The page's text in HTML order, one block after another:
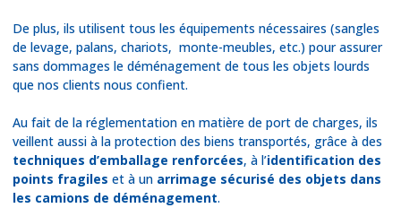
De plus, ils utilisent tous les équipements nécessaires (sangles
de levage, palans, chariots, monte-meubles, etc.) pour assurer
sans dommages le déménagement de tous les objets lourds
que nos clients nous confient.
Au fait de la réglementation en matière de port de charges, ils
veillent aussi à la protection des biens transportés, grâce à des
techniques d’emballage renforcées, à l’identification des
points fragiles et à un arrimage sécurisé des objets dans
les camions de déménagement.